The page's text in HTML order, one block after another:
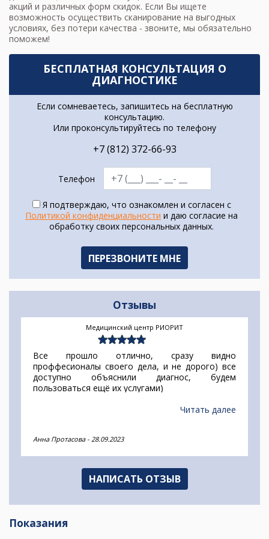
акций и различных форм скидок. Если Вы ищете
возможность осуществить сканирование на выгодных
условиях, без потери качества - звоните, мы обязательно
поможем!
БЕСПЛАТНАЯ КОНСУЛЬТАЦИЯ О
ДИАГНОСТИКЕ
Если сомневаетесь, запишитесь на бесплатную
консультацию.
Или проконсультируйтесь по телефону
+7 (812) 372-66-93
Телефон
Я подтверждаю, что ознакомлен и согласен с
Политикой конфиденциальности и даю согласие на
обработку своих персональных данных.
Отзывы
Медицинский центр РИОРИТ
Все прошло отлично, сразу видно
проффесионалы своего дела, и не дорого) все
доступно объяснили диагнос, будем
пользоваться ещё их услугами)
Читать далее
Анна Протасова - 28.09.2023
НАПИСАТЬ ОТЗЫВ
Показания